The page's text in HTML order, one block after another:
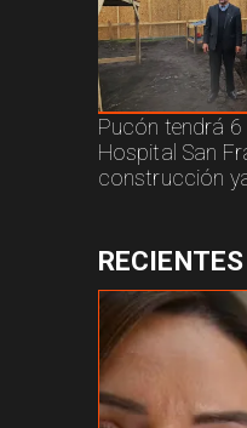
Pucón tendrá
Hospital San
construcción
RECIENTES